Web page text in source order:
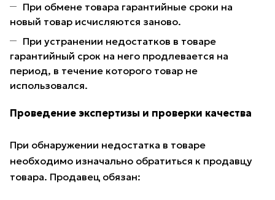
При обмене товара гарантийные сроки на
новый товар исчисляются заново.
При устранении недостатков в товаре
гарантийный срок на него продлевается на
период, в течение которого товар не
использовался.
Проведение экспертизы и проверки качества
При обнаружении недостатка в товаре
необходимо изначально обратиться к продавцу
товара. Продавец обязан: